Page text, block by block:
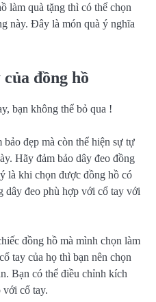
làm quà tặng thì có thể chọn
này. Đây là món quà ý nghĩa
đồng hồ
đẹp mà còn thể hiện sự tự
Hãy đảm bảo dây đeo đồng
là khi chọn được đồng hồ có
dây đeo phù hợp với cổ tay với
đồng hồ mà mình chọn làm
tay của họ thì bạn nên chọn
Bạn có thể điều chỉnh kích
với cổ tay.